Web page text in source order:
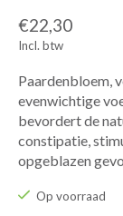
€22,30
Incl. btw
Paardenbloem,
evenwichtige
bevordert de
constipatie,
opgeblazen
Op voorraad